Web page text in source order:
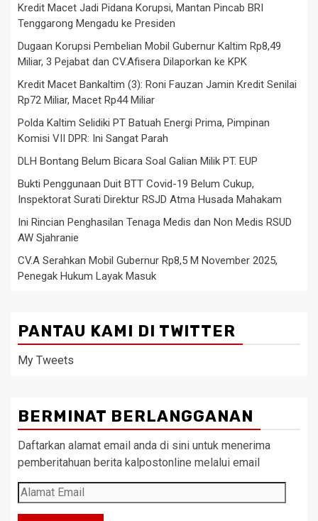
Kredit Macet Jadi Pidana Korupsi, Mantan Pincab BRI
Tenggarong Mengadu ke Presiden
Dugaan Korupsi Pembelian Mobil Gubernur Kaltim Rp8,49
Miliar, 3 Pejabat dan CV.Afisera Dilaporkan ke KPK
Kredit Macet Bankaltim (3): Roni Fauzan Jamin Kredit Senilai
Rp72 Miliar, Macet Rp44 Miliar
Polda Kaltim Selidiki PT Batuah Energi Prima, Pimpinan
Komisi VII DPR: Ini Sangat Parah
DLH Bontang Belum Bicara Soal Galian Milik PT. EUP
Bukti Penggunaan Duit BTT Covid-19 Belum Cukup,
Inspektorat Surati Direktur RSJD Atma Husada Mahakam
Ini Rincian Penghasilan Tenaga Medis dan Non Medis RSUD
AW Sjahranie
CV.A Serahkan Mobil Gubernur Rp8,5 M November 2025,
Penegak Hukum Layak Masuk
PANTAU KAMI DI TWITTER
My Tweets
BERMINAT BERLANGGANAN
Daftarkan alamat email anda di sini untuk menerima
pemberitahuan berita kalpostonline melalui email
Alamat
Email